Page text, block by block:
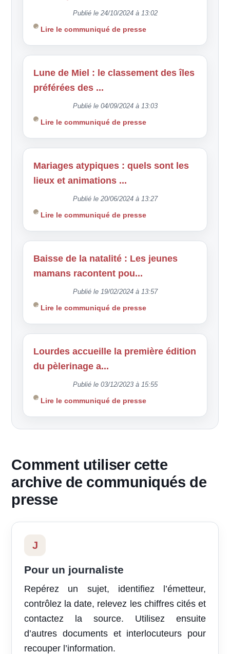
Publié le 24/10/2024 à 13:02
Lire le communiqué de presse
Lune de Miel : le classement des îles
préférées des ...
Publié le 04/09/2024 à 13:03
Lire le communiqué de presse
Mariages atypiques : quels sont les
lieux et animations ...
Publié le 20/06/2024 à 13:27
Lire le communiqué de presse
Baisse de la natalité : Les jeunes
mamans racontent pou...
Publié le 19/02/2024 à 13:57
Lire le communiqué de presse
Lourdes accueille la première édition
du pèlerinage a...
Publié le 03/12/2023 à 15:55
Lire le communiqué de presse
Comment utiliser cette
archive de communiqués de
presse
J
Pour un journaliste
Repérez un sujet, identifiez l’émetteur,
contrôlez la date, relevez les chiffres cités et
contactez la source. Utilisez ensuite
d’autres documents et interlocuteurs pour
recouper l’information.